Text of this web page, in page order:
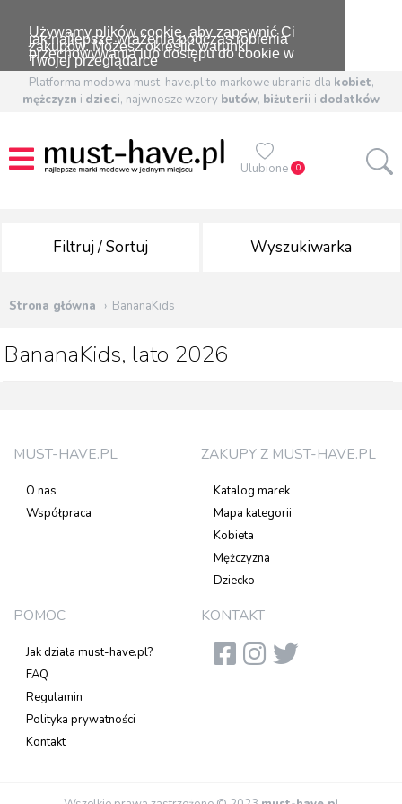
Używamy plików cookie, aby zapewnić Ci
jak najlepsze wrażenia podczas robienia
zakupów. Możesz określić warunki
przechowywania lub dostępu do cookie w
Twojej przeglądarce
Platforma modowa must-have.pl to markowe ubrania dla kobiet,
mężczyzn i dzieci, najwnosze wzory butów, biżuterii i dodatków
Ulubione 0
Filtruj / Sortuj Wyszukiwarka
Strona główna BananaKids
BananaKids, lato 2026
MUST-HAVE.PL
O nas
Współpraca
ZAKUPY Z MUST-HAVE.PL
Katalog marek
Mapa kategorii
Kobieta
Mężczyzna
Dziecko
POMOC
Jak działa must-have.pl?
FAQ
Regulamin
Polityka prywatności
Kontakt
KONTAKT